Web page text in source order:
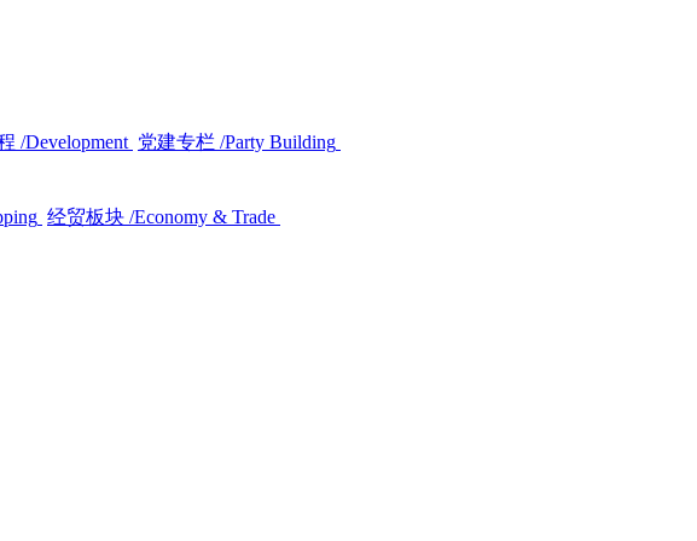
/Development 党建专栏 /Party Building
经贸板块 /Economy & Trade